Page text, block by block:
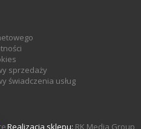
sprzedaży
świadczenia usług
Realizacja sklepu: RK Media Group